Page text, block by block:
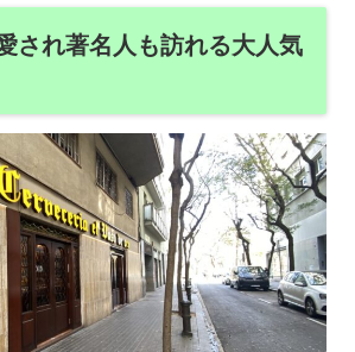
され著名人も訪れる大人気